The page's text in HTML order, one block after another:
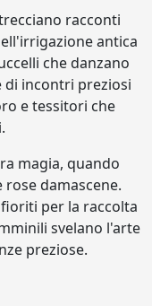
racconti
antica
che danzano
di incontri preziosi
e tessitori che
magia, quando
damascene.
per la raccolta
svelano l'arte
preziose.